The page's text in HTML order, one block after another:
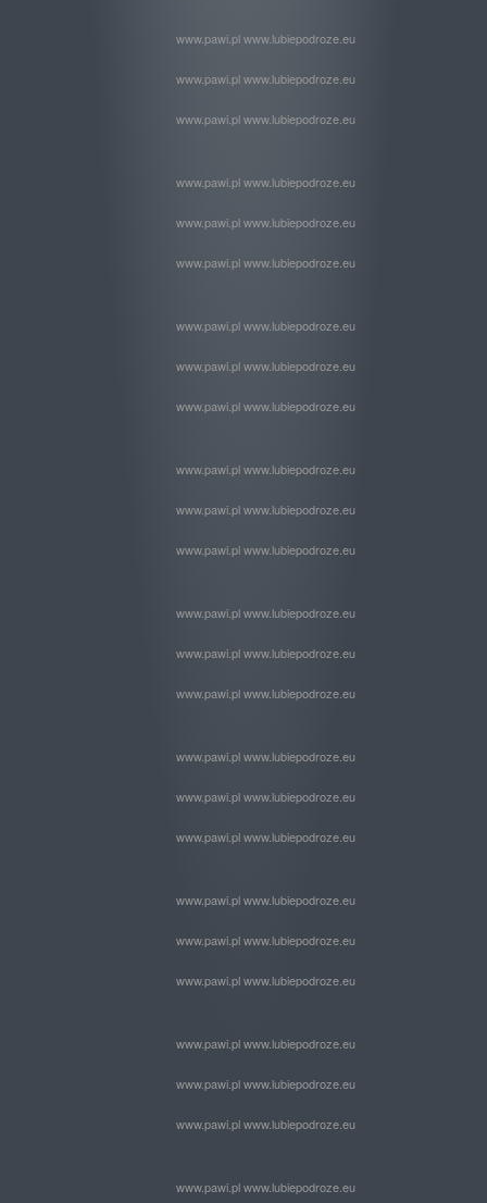
www.pawi.pl www.lubiepodroze.eu
www.pawi.pl www.lubiepodroze.eu
www.pawi.pl www.lubiepodroze.eu
www.pawi.pl www.lubiepodroze.eu
www.pawi.pl www.lubiepodroze.eu
www.pawi.pl www.lubiepodroze.eu
www.pawi.pl www.lubiepodroze.eu
www.pawi.pl www.lubiepodroze.eu
www.pawi.pl www.lubiepodroze.eu
www.pawi.pl www.lubiepodroze.eu
www.pawi.pl www.lubiepodroze.eu
www.pawi.pl www.lubiepodroze.eu
www.pawi.pl www.lubiepodroze.eu
www.pawi.pl www.lubiepodroze.eu
www.pawi.pl www.lubiepodroze.eu
www.pawi.pl www.lubiepodroze.eu
www.pawi.pl www.lubiepodroze.eu
www.pawi.pl www.lubiepodroze.eu
www.pawi.pl www.lubiepodroze.eu
www.pawi.pl www.lubiepodroze.eu
www.pawi.pl www.lubiepodroze.eu
www.pawi.pl www.lubiepodroze.eu
www.pawi.pl www.lubiepodroze.eu
www.pawi.pl www.lubiepodroze.eu
www.pawi.pl www.lubiepodroze.eu